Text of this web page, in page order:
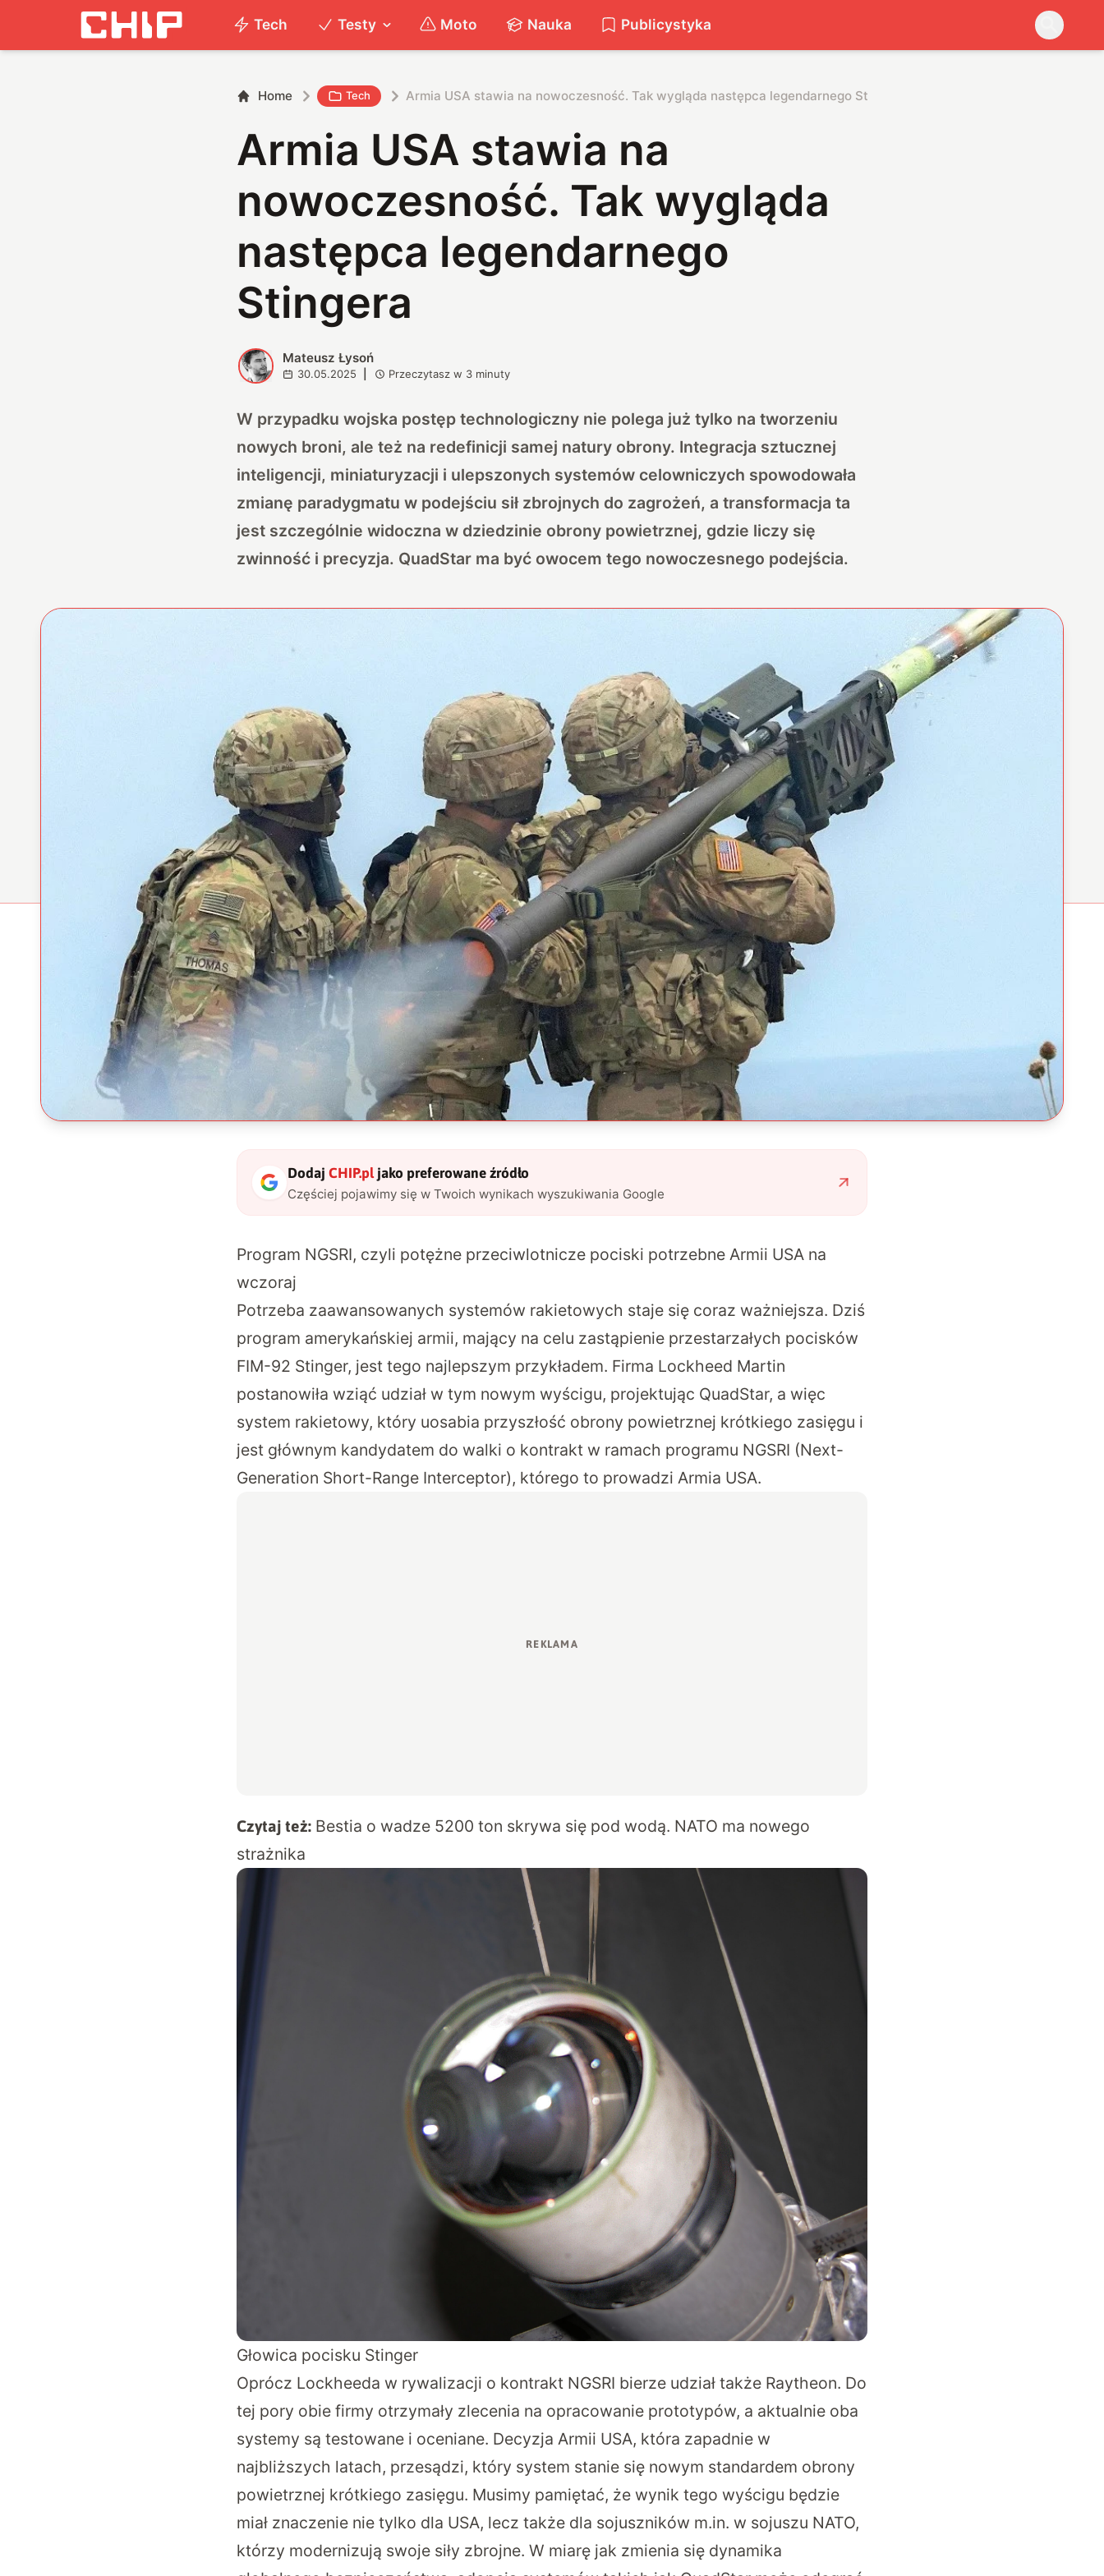
Tech Testy Moto Nauka Publicystyka
Home Tech Armia USA stawia na nowoczesność. Tak wygląda następca legendarnego Stingera
Armia USA stawia na
nowoczesność. Tak wygląda
następca legendarnego
Stingera
M Mateusz Łysoń
30.05.2025 Przeczytasz w 3 minuty
W przypadku wojska postęp technologiczny nie polega już tylko na tworzeniu
nowych broni, ale też na redefinicji samej natury obrony. Integracja sztucznej
inteligencji, miniaturyzacji i ulepszonych systemów celowniczych spowodowała
zmianę paradygmatu w podejściu sił zbrojnych do zagrożeń, a transformacja ta
jest szczególnie widoczna w dziedzinie obrony powietrznej, gdzie liczy się
zwinność i precyzja. QuadStar ma być owocem tego nowoczesnego podejścia.
Dodaj CHIP.pljako preferowane źródło
Częściej pojawimy się w Twoich wynikach wyszukiwania Google
Program NGSRI, czyli potężne przeciwlotnicze pociski potrzebne Armii USA na
wczoraj
Potrzeba zaawansowanych systemów rakietowych staje się coraz ważniejsza. Dziś
program amerykańskiej armii, mający na celu zastąpienie przestarzałych pocisków
FIM-92 Stinger, jest tego najlepszym przykładem. Firma Lockheed Martin
postanowiła wziąć udział w tym nowym wyścigu, projektując QuadStar, a więc
system rakietowy, który uosabia przyszłość obrony powietrznej krótkiego zasięgu i
jest głównym kandydatem do walki o kontrakt w ramach programu NGSRI (Next-
Generation Short-Range Interceptor), którego to prowadzi Armia USA.
Czytaj też: Bestia o wadze 5200 ton skrywa się pod wodą. NATO ma nowego
strażnika
Głowica pocisku Stinger
Oprócz Lockheeda w rywalizacji o kontrakt NGSRI bierze udział także Raytheon. Do
tej pory obie firmy otrzymały zlecenia na opracowanie prototypów, a aktualnie oba
systemy są testowane i oceniane. Decyzja Armii USA, która zapadnie w
najbliższych latach, przesądzi, który system stanie się nowym standardem obrony
powietrznej krótkiego zasięgu. Musimy pamiętać, że wynik tego wyścigu będzie
miał znaczenie nie tylko dla USA, lecz także dla sojuszników m.in. w sojuszu NATO,
którzy modernizują swoje siły zbrojne. W miarę jak zmienia się dynamika